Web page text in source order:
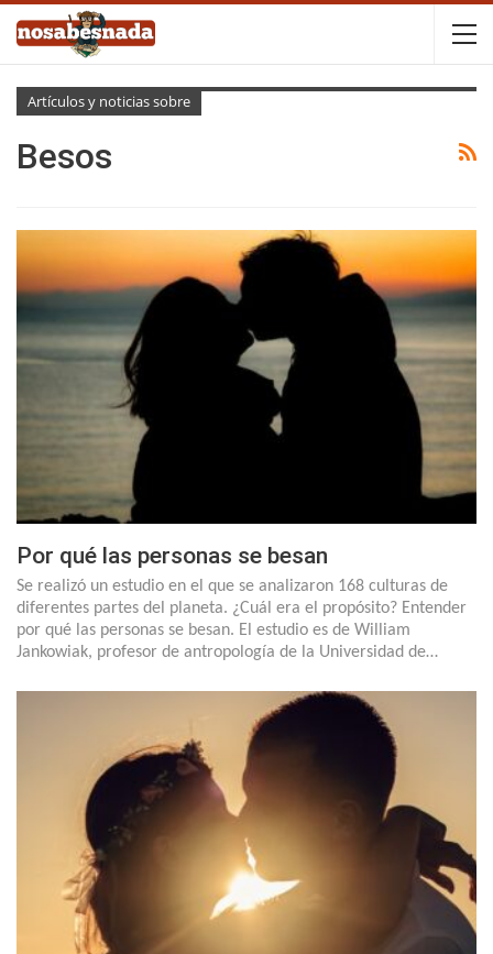
Artículos y noticias sobre
Besos
Por qué las personas se besan
Se realizó un estudio en el que se analizaron 168 culturas de
diferentes partes del planeta. ¿Cuál era el propósito? Entender
por qué las personas se besan. El estudio es de William
Jankowiak, profesor de antropología de la Universidad de…